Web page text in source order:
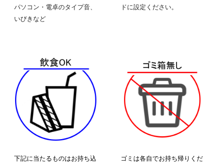
パソコン・電卓のタイプ音、
いびきなど
ドに設定ください。
下記に当たるものはお持ち込
ゴミは各自でお持ち帰りくだ